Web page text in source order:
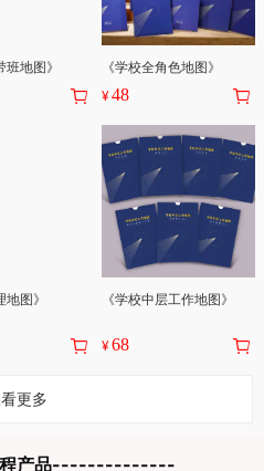
班地图》
《学校全角色地图》
¥48
地图》 《学校中层工作地图》
¥68
更多